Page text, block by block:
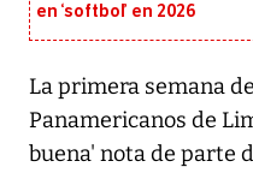
en ‘softbol’ en 2026
La primera semana
Panamericanos de
buena' nota de parte